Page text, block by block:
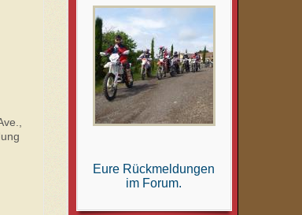
Eure Rückmeldungen
im Forum.